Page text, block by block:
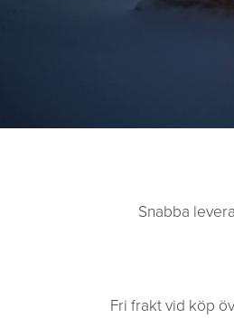
Snabba
Fri frakt vid köp